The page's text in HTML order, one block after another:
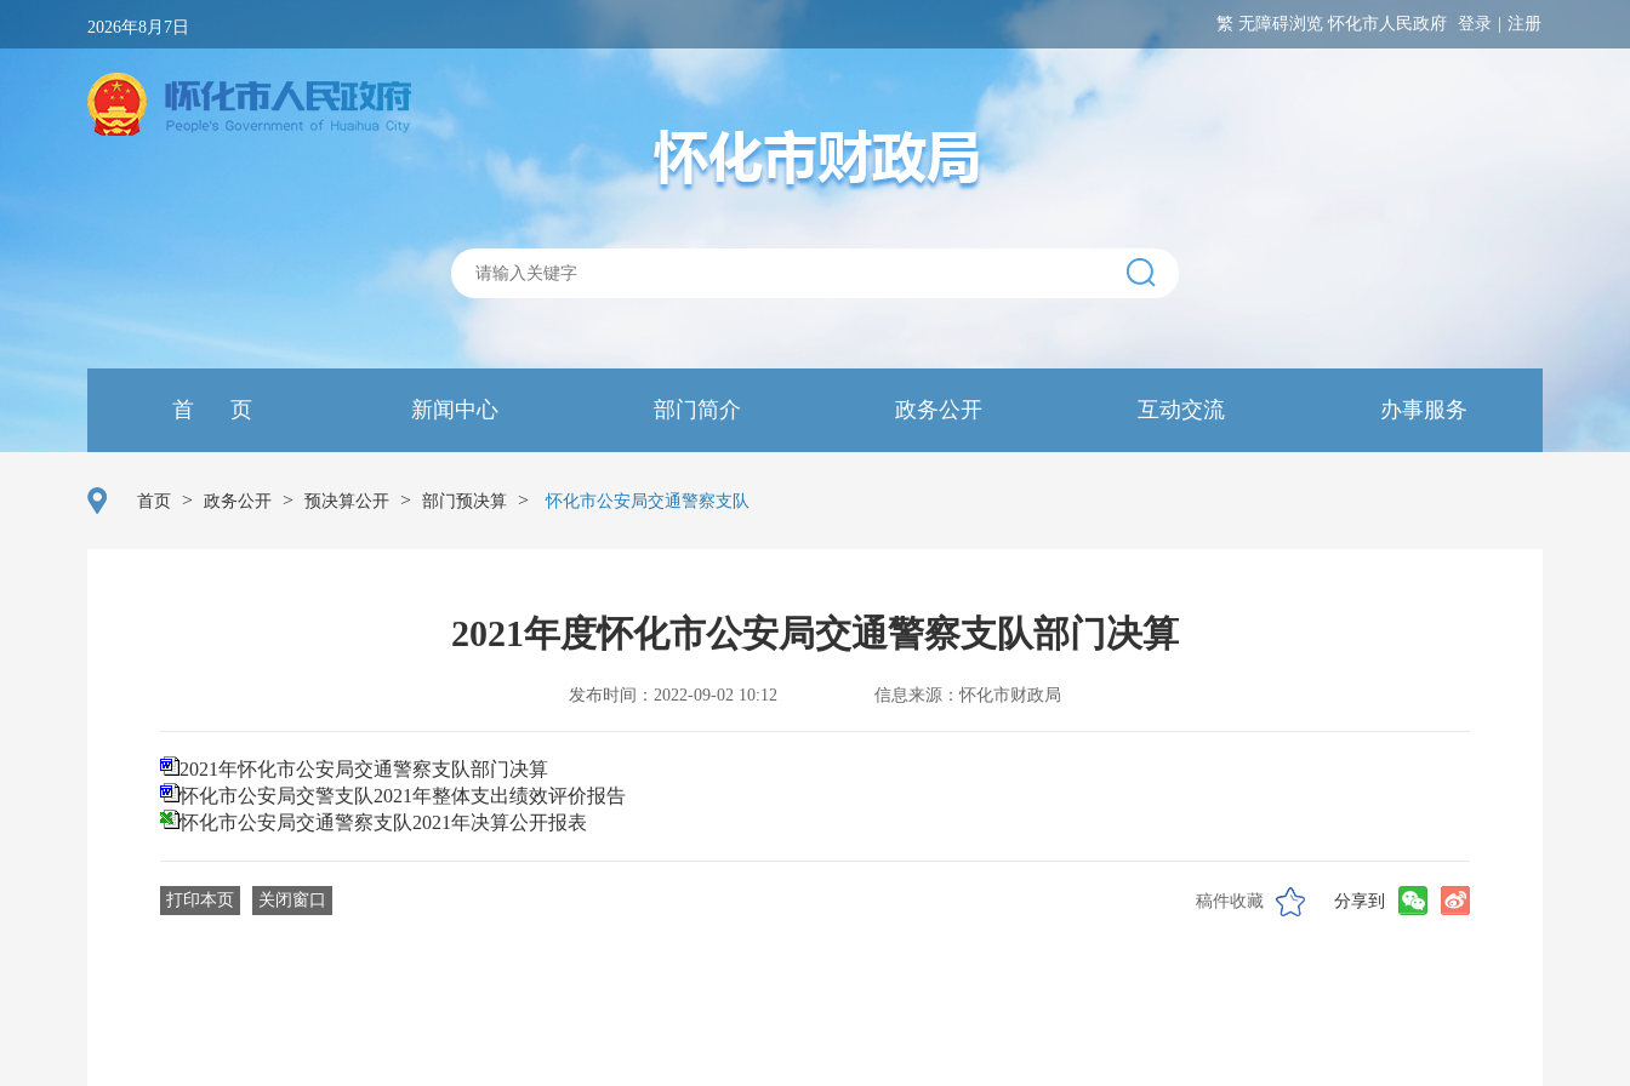
2026年8月7日 繁 无障碍浏览 怀化市人民政府 登录 注册
首 页 新闻中心 部门简介 政务公开 互动交流 办事服务
首页 > 政务公开 > 预决算公开 > 部门预决算 > 怀化市公安局交通警察支队
2021年度怀化市公安局交通警察支队部门决算
发布时间：2022-09-02 10:12 信息来源：怀化市财政局
2021年怀化市公安局交通警察支队部门决算
怀化市公安局交警支队2021年整体支出绩效评价报告
怀化市公安局交通警察支队2021年决算公开报表
打印本页 关闭窗口 稿件收藏 分享到